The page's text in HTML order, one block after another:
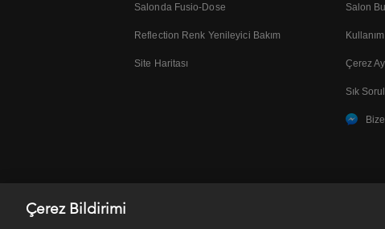
Salonda Fusio-Dose
Reflection Renk Yenileyici Bakım
Site Haritası
Salon
Çerez
Sık
Kişisel Verilerin Korunması
Çerez Bildirimi